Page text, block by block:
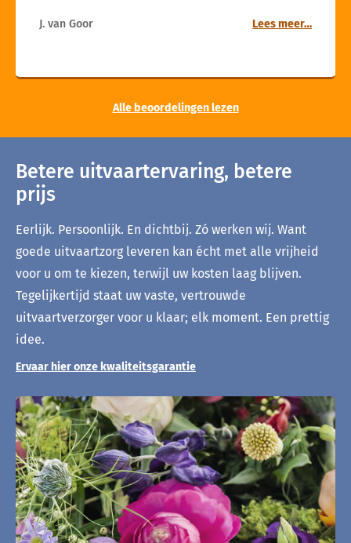
J. van Goor Lees meer…
Alle beoordelingen lezen
Betere uitvaartervaring, betere
prijs
Eerlijk. Persoonlijk. En dichtbij. Zó werken wij. Want
goede uitvaartzorg leveren kan écht met alle vrijheid
voor u om te kiezen, terwijl uw kosten laag blijven.
Tegelijkertijd staat uw vaste, vertrouwde
uitvaartverzorger voor u klaar; elk moment. Een prettig
idee.
Ervaar hier onze kwaliteitsgarantie